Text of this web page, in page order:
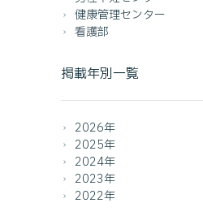
健康管理センター
看護部
掲載年別一覧
2026年
2025年
2024年
2023年
2022年